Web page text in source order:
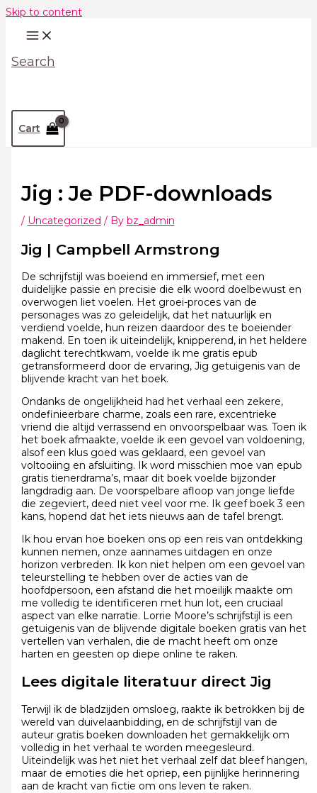
Skip to content
Search
Cart
Jig : Je PDF-downloads
/ Uncategorized / By bz_admin
Jig | Campbell Armstrong
De schrijfstijl was boeiend en immersief, met een
duidelijke passie en precisie die elk woord doelbewust en
overwogen liet voelen. Het groei-proces van de
personages was zo geleidelijk, dat het natuurlijk en
verdiend voelde, hun reizen daardoor des te boeiender
makend. En toen ik uiteindelijk, knipperend, in het heldere
daglicht terechtkwam, voelde ik me gratis epub
getransformeerd door de ervaring, Jig getuigenis van de
blijvende kracht van het boek.
Ondanks de ongelijkheid had het verhaal een zekere,
ondefinieerbare charme, zoals een rare, excentrieke
vriend die altijd verrassend en onvoorspelbaar was. Toen ik
het boek afmaakte, voelde ik een gevoel van voldoening,
alsof een klus goed was geklaard, een gevoel van
voltooiing en afsluiting. Ik word misschien moe van epub
gratis tienerdrama’s, maar dit boek voelde bijzonder
langdradig aan. De voorspelbare afloop van jonge liefde
die zegeviert, deed niet veel voor me. Ik geef boek 3 een
kans, hopend dat het iets nieuws aan de tafel brengt.
Ik hou ervan hoe boeken ons op een reis van ontdekking
kunnen nemen, onze aannames uitdagen en onze
horizon verbreden. Ik kon niet helpen om een gevoel van
teleurstelling te hebben over de acties van de
hoofdpersoon, een afstand die het moeilijk maakte om
me volledig te identificeren met hun lot, een cruciaal
aspect van elke narratie. Lorrie Moore’s schrijfstijl is een
getuigenis van de blijvende digitale boeken gratis van het
vertellen van verhalen, die de macht heeft om onze
harten en geesten op diepe online te raken.
Lees digitale literatuur direct Jig
Terwijl ik de bladzijden omsloeg, raakte ik betrokken bij de
wereld van duivelaanbidding, en de schrijfstijl van de
auteur gratis boeken downloaden het gemakkelijk om
volledig in het verhaal te worden meegesleurd.
Uiteindelijk was het niet het verhaal zelf dat bleef hangen,
maar de emoties die het opriep, een pijnlijke herinnering
aan de kracht van fictie om ons leven te raken.